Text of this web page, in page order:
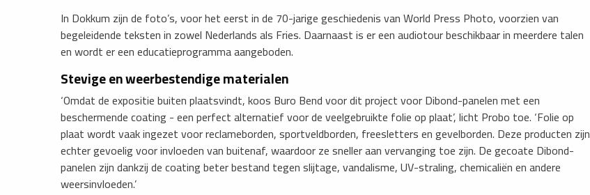
In Dokkum zijn de foto’s, voor het eerst in de 70-jarige geschiedenis van World Press Photo, voorzien van
begeleidende teksten in zowel Nederlands als Fries. Daarnaast is er een audiotour beschikbaar in meerdere talen
en wordt er een educatieprogramma aangeboden.
Stevige en weerbestendige materialen
‘Omdat de expositie buiten plaatsvindt, koos Buro Bend voor dit project voor Dibond-panelen met een
beschermende coating - een perfect alternatief voor de veelgebruikte folie op plaat’, licht Probo toe. ‘Folie op
plaat wordt vaak ingezet voor reclameborden, sportveldborden, freesletters en gevelborden. Deze producten zijn
echter gevoelig voor invloeden van buitenaf, waardoor ze sneller aan vervanging toe zijn. De gecoate Dibond-
panelen zijn dankzij de coating beter bestand tegen slijtage, vandalisme, UV-straling, chemicaliën en andere
weersinvloeden.’